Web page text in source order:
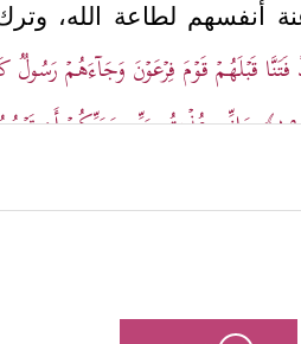
أنفسهم لطاعة الله،
قَبۡلَهُمۡ قَوۡمَ فِرۡعَوۡنَ وَجَاۤءَهُمۡ رَسُولࣱ
وَإِنِّی عُذۡتُ بِرَبِّی وَرَبِّكُمۡ أَن